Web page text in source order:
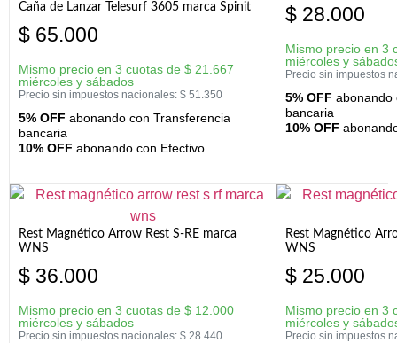
Caña de Lanzar Telesurf 3605 marca Spinit
$ 65.000
Mismo precio en 3 cuotas de $ 21.667
miércoles y sábados
Precio sin impuestos nacionales: $ 51.350
5% OFF abonando con Transferencia
bancaria
10% OFF abonando con Efectivo
$ 28.000
Mismo precio en 3
miércoles y
Precio sin impuestos
5% OFF abonando
bancaria
10% OFF
Rest Magnético Arrow Rest S-RE marca
WNS
$ 36.000
Mismo precio en 3 cuotas de $ 12.000
miércoles y sábados
Precio sin impuestos nacionales: $ 28.440
Rest Magnético
WNS
$ 25.000
Mismo precio en 3
miércoles y
Precio sin impuestos